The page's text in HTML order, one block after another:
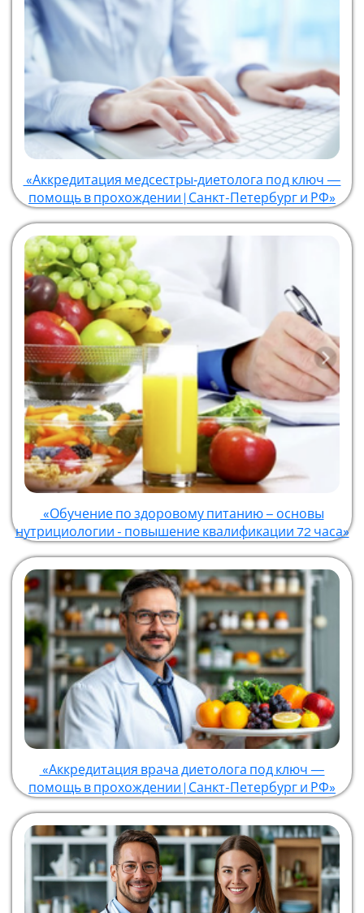
«Аккредитация медсестры‑диетолога под ключ —
помощь в прохождении | Санкт-Петербург и РФ»
«Обучение по здоровому питанию – основы
нутрициологии - повышение квалификации 72 часа»
«Аккредитация врача диетолога под ключ —
помощь в прохождении | Санкт-Петербург и РФ»